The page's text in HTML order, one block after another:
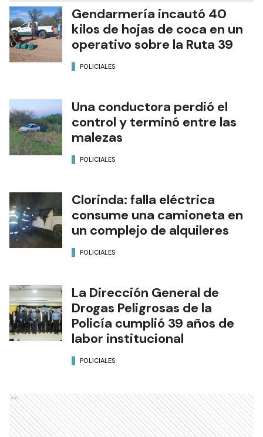
Gendarmería incautó 40
kilos de hojas de coca en un
operativo sobre la Ruta 39
POLICIALES
Una conductora perdió el
control y terminó entre las
malezas
POLICIALES
Clorinda: falla eléctrica
consume una camioneta en
un complejo de alquileres
POLICIALES
La Dirección General de
Drogas Peligrosas de la
Policía cumplió 39 años de
labor institucional
POLICIALES
Ads